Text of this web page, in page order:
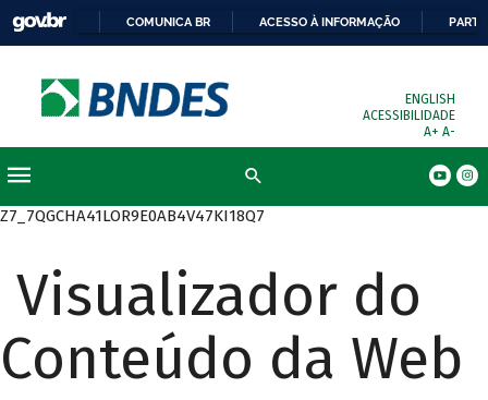
COMUNICA BR ACESSO À INFORMAÇÃO
ENGLISH
ACESSIBILIDADE
A+ A-
Z7_7QGCHA41LOR9E0AB4V47KI18Q7
Visualizador do
Conteúdo da Web